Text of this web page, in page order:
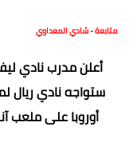
متابعة - شادي المعداوي
أعلن مدرب نادي
ستواجه نادي ريال
أوروبا على ملعب